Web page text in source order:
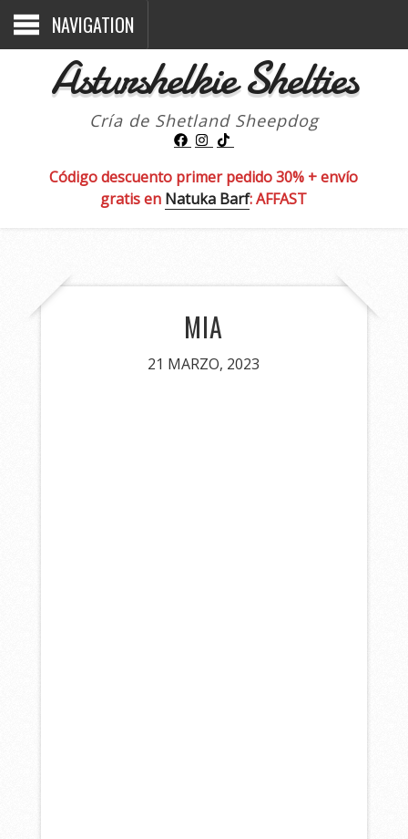
NAVIGATION
Asturshelkie Shelties
Cría de Shetland Sheepdog
Código descuento primer pedido 30% + envío
gratis en Natuka Barf: AFFAST
MIA
21 MARZO, 2023